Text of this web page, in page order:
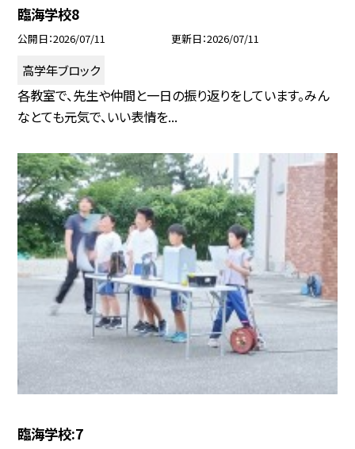
臨海学校8
公開日 2026/07/11 更新日 2026/07/11
高学年ブロック
各教室で、先生や仲間と一日の振り返りをしています。みん
なとても元気で、いい表情を...
臨海学校:7